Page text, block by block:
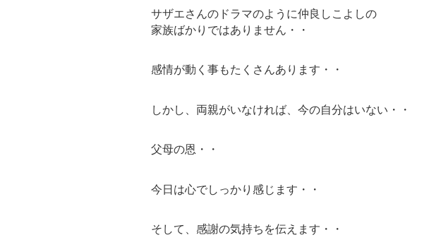
サザエさんのドラマのように仲良しこよしの
家族ばかりではありません・・
感情が動く事もたくさんあります・・
しかし、両親がいなければ、今の自分はいない・・
父母の恩・・
今日は心でしっかり感じます・・
そして、感謝の気持ちを伝えます・・